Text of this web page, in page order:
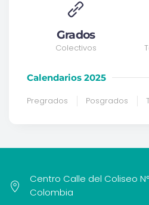
Grados
Colectivos
Calendarios 2025
Pregrados Posgrados
Centro Calle del Coliseo
Colombia